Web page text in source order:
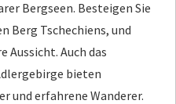
Bergseen. Besteigen Sie
Berg Tschechiens, und
Aussicht. Auch das
bieten
und erfahrene Wanderer.